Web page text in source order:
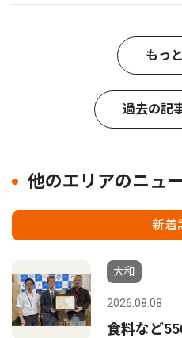
もっ
過去の記
他のエリアのニュ
新着
大和
2026.08.08
食料など